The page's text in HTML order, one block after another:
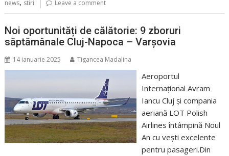
news stiri Leave a comment
Noi oportunități de călătorie: 9 zboruri
săptămânale Cluj-Napoca – Varșovia
14 ianuarie 2025 Tigancea Madalina
Aeroportul
Internațional Avram
Iancu Cluj și compania
aeriană LOT Polish
Airlines întâmpină Noul
An cu vești excelente
pentru pasageri.Din